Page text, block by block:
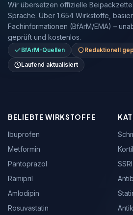
Wir übersetzen offizielle
Sprache. Über 1.654 Wirkstoffe,
Fachinformationen (BfArM/EMA) –
geprüft und kostenlos.
BfArM-Quellen
Redaktionell
Laufend aktualisiert
BELIEBTE WIRKSTOFFE
Ibuprofen
Metformin
Pantoprazol
Ramipril
Amlodipin
Rosuvastatin